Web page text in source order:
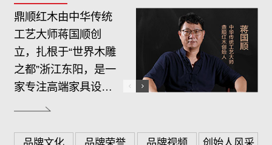
鼎顺红木由中华传统
工艺大师蒋国顺创
立，扎根于“世界木雕
之都”浙江东阳，是一
家专注高端家具设
计、生产、销售、服
商。…